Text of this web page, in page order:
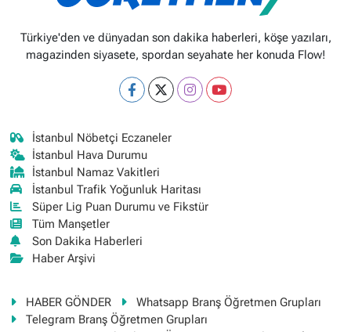
Türkiye'den ve dünyadan son dakika haberleri, köşe yazıları,
magazinden siyasete, spordan seyahate her konuda Flow!
İstanbul Nöbetçi Eczaneler
İstanbul Hava Durumu
İstanbul Namaz Vakitleri
İstanbul Trafik Yoğunluk Haritası
Süper Lig Puan Durumu ve Fikstür
Tüm Manşetler
Son Dakika Haberleri
Haber Arşivi
HABER GÖNDER
Whatsapp Branş Öğretmen Grupları
Telegram Branş Öğretmen Grupları